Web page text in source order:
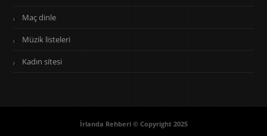
Maç dinle
Müzik listeleri
Kadın sitesi
İrlanda Rehberi © Copyright 2025